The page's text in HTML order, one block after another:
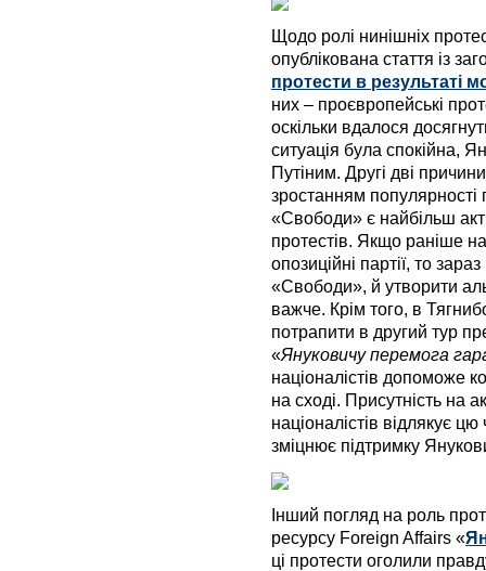
Щодо ролі нинішніх
опублікована стаття із
протести в результаті
них – проєвропейські
оскільки вдалося
ситуація була спокійна,
Путіним. Другі дві
зростанням
«Свободи» є найбільш
протестів. Якщо раніше
опозиційні партії, то
«Свободи», й утворити
важче. Крім того, в
потрапити в другий тур
«Януковичу перемога
націоналістів допоможе
на сході. Присутність на
націоналістів відлякує
зміцнює підтримку
Інший погляд на роль
ресурсу Foreign Affairs «
ці протести оголили